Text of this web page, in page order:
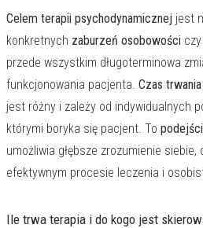
Celem terapii psychodynamicznej jest
konkretnych zaburzeń osobowości czy
przede wszystkim długoterminowa
funkcjonowania pacjenta. Czas
jest różny i zależy od indywidualnych
którymi boryka się pacjent. To
umożliwia głębsze zrozumienie
efektywnym procesie leczenia i
Ile trwa terapia i do kogo jest